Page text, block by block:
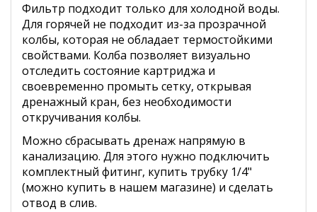
Фильтр подходит только для холодной воды.
Для горячей не подходит из-за прозрачной
колбы, которая не обладает термостойкими
свойствами. Колба позволяет визуально
отследить состояние картриджа и
своевременно промыть сетку, открывая
дренажный кран, без необходимости
откручивания колбы.
Можно сбрасывать дренаж напрямую в
канализацию. Для этого нужно подключить
комплектный фитинг, купить трубку 1/4"
(можно купить в нашем магазине) и сделать
отвод в слив.